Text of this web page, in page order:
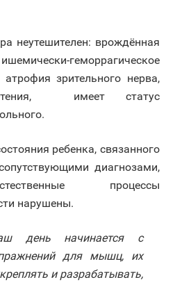
неутешителен: врождённая
геморрагическое
зрительного нерва,
имеет статус
ребенка, связанного
диагнозами,
процессы
нарушены.
день начинается с
для мышц, их
и разрабатывать,